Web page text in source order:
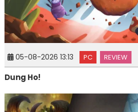
05-08-2026 13:13 PC REVIEW
Dung Ho!